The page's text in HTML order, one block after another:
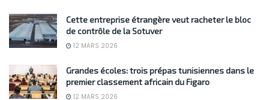
Cette entreprise étrangère veut racheter le bloc
de contrôle de la Sotuver
12 MARS 2026
Grandes écoles: trois prépas tunisiennes dans le
premier classement africain du Figaro
12 MARS 2026